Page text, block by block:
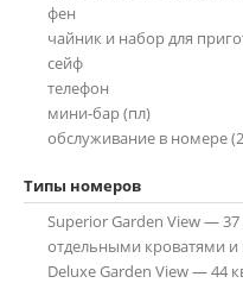
фен
чайник и набор для
сейф
телефон
мини-бар (пл)
обслуживание в номере
Superior Garden View —
отдельными кроватями и
Deluxe Garden View — 44